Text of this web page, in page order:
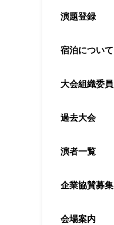
演題登録
宿泊について
大会組織委員
過去大会
演者一覧
企業協賛募集
会場案内